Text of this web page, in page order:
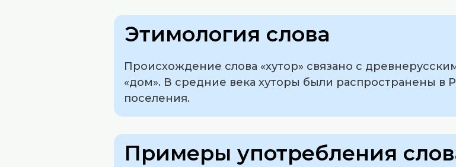
Этимология слова
Происхождение слова «хутор» связано с
«дом». В средние века хуторы были распространены в
поселения.
Примеры употребления